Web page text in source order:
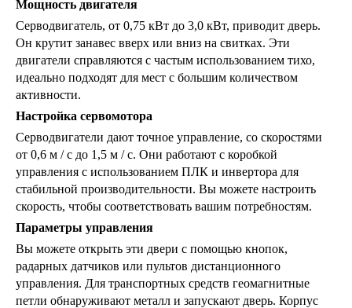
Мощность двигателя
Серводвигатель, от 0,75 кВт до 3,0 кВт, приводит дверь.
Он крутит занавес вверх или вниз на свитках. Эти
двигатели справляются с частым использованием тихо,
идеально подходят для мест с большим количеством
активности.
Настройка сервомотора
Серводвигатели дают точное управление, со скоростями
от 0,6 м / с до 1,5 м / с. Они работают с коробкой
управления с использованием ПЛК и инвертора для
стабильной производительности. Вы можете настроить
скорость, чтобы соответствовать вашим потребностям.
Параметры управления
Вы можете открыть эти двери с помощью кнопок,
радарных датчиков или пультов дистанционного
управления. Для транспортных средств геомагнитные
петли обнаруживают металл и запускают дверь. Корпус